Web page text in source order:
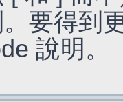
要得到
說明。